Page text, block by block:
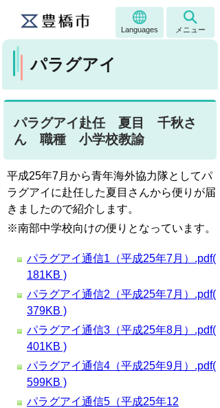
Languages メニュー
パラグアイ
パラグアイ赴任 夏目 千秋さ
ん 職種 小学校教諭
平成25年7月から青年海外協力隊としてパ
ラグアイに赴任した夏目さんから便りが届
きましたので紹介します。
※南部中学校向けの便りとなっています。
パラグアイ通信1（平成25年7月）.pdf(
181KB )
パラグアイ通信2（平成25年7月）.pdf(
379KB )
パラグアイ通信3（平成25年8月）.pdf(
401KB )
パラグアイ通信4（平成25年9月）.pdf(
599KB )
パラグアイ通信5（平成25年12